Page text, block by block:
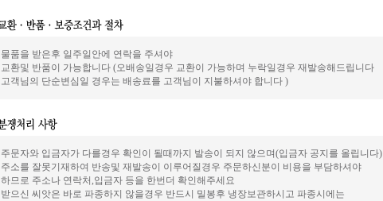
물품을 받은후 일주일안에 연락을 주셔야
교환및 반품이 가능합니다 (오배송일경우 교환이 가능하며 누락일경우 재발송해드립니다
고객님의 단순변심일 경우는 배송료를 고객님이 지불하셔야 합니다 )
주문자와 입금자가 다를경우 확인이 될때까지 발송이 되지 않으며(입금자 공지를 올립니다)
주소를 잘못기재하여 반송및 재발송이 이루어질경우 주문하신분이 비용을 부담하셔야
하므로 주소나 연락처,입금자 등을 한번더 확인해주세요
받으신 씨앗은 바로 파종하지 않을경우 반드시 밀봉후 냉장보관하시고 파종시에는